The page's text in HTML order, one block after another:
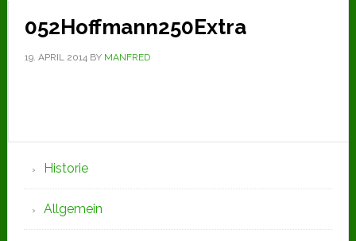
052Hoffmann250Extra
19. APRIL 2014BY MANFRED
Seitenspalte
Historie
Allgemein